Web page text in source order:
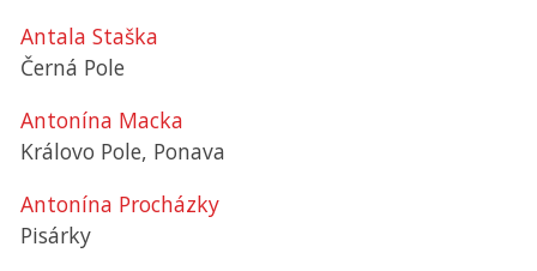
Antala Staška
Černá Pole
Antonína Macka
Královo Pole, Ponava
Antonína Procházky
Pisárky